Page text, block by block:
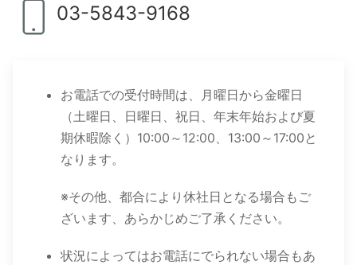
03-5843-9168
お電話での受付時間は、月曜日から金曜日
（土曜日、日曜日、祝日、年末年始および夏
期休暇除く）10:00～12:00、13:00～17:00と
なります。
※その他、都合により休社日となる場合もご
ざいます、あらかじめご了承ください。
状況によってはお電話にでられない場合もあ